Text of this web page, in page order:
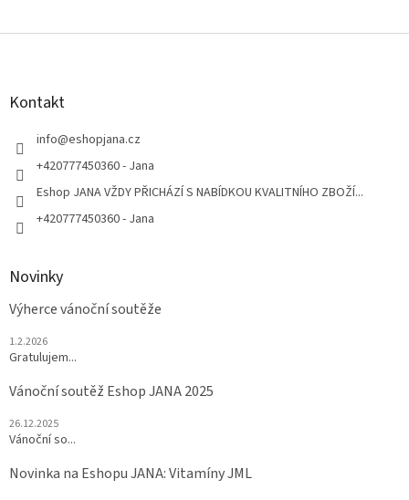
Z
Kontakt
info@eshopjana.cz
+420777450360 - Jana
Eshop JANA VŽDY PŘICHÁZÍ S NABÍDKOU KVALITNÍHO ZBOŽÍ...
+420777450360 - Jana
Novinky
Výherce vánoční soutěže
1.2.2026
Gratulujem...
Vánoční soutěž Eshop JANA 2025
26.12.2025
Vánoční so...
Novinka na Eshopu JANA: Vitamíny JML